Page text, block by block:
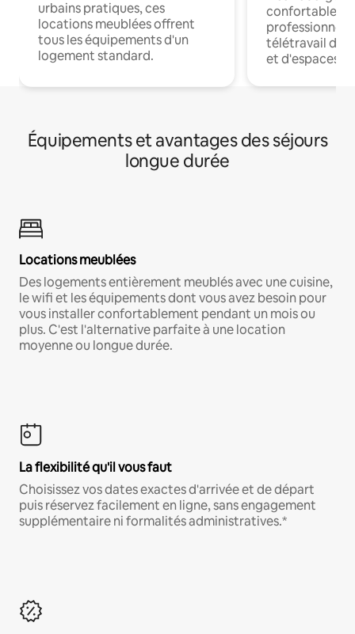
urbains pratiques, ces
locations meublées offrent
tous les équipements d'un
logement standard.
confortables
professionnels
télétravail
et d'espaces
Équipements et avantages des séjours
longue durée
Locations meublées
Des logements entièrement meublés avec une cuisine,
le wifi et les équipements dont vous avez besoin pour
vous installer confortablement pendant un mois ou
plus. C'est l'alternative parfaite à une location
moyenne ou longue durée.
La flexibilité qu'il vous faut
Choisissez vos dates exactes d'arrivée et de départ
puis réservez facilement en ligne, sans engagement
supplémentaire ni formalités administratives.*